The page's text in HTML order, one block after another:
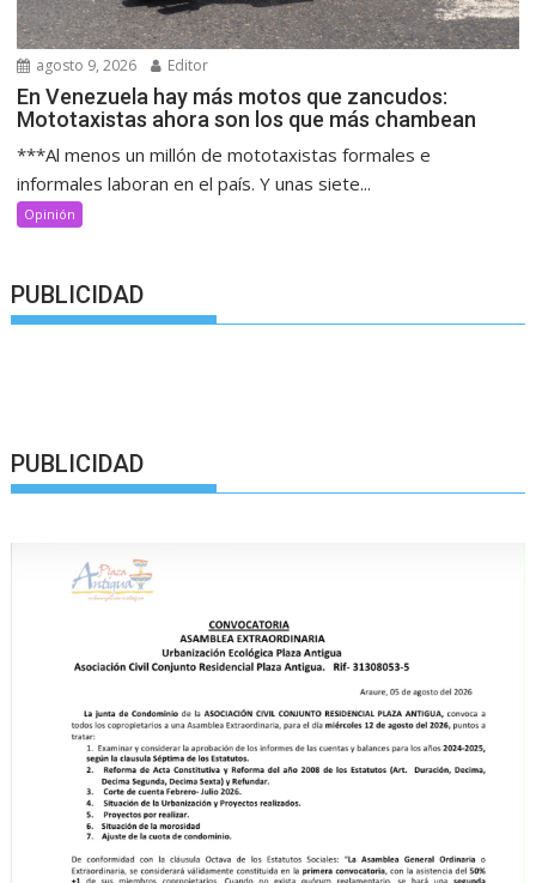
agosto 9, 2026 Editor
En Venezuela hay más motos que zancudos:
Mototaxistas ahora son los que más chambean
***Al menos un millón de mototaxistas formales e
informales laboran en el país. Y unas siete...
Opinión
PUBLICIDAD
PUBLICIDAD